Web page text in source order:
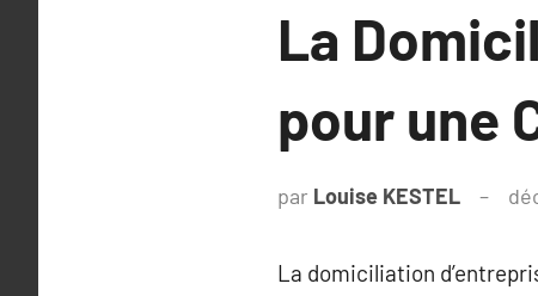
La
pour une
par Louise KESTEL
La domiciliation